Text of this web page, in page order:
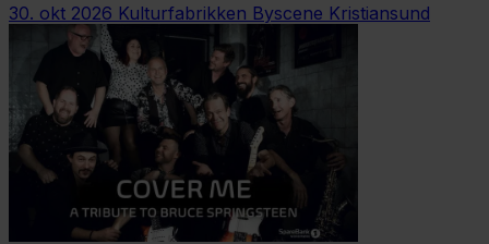
30. okt 2026 Kulturfabrikken Byscene Kristiansund